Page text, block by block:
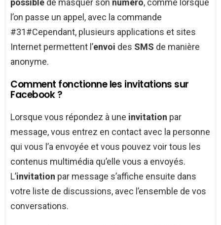
possible de masquer son numéro, comme lorsque
l’on passe un appel, avec la commande
#31#Cependant, plusieurs applications et sites
Internet permettent l’envoi des SMS de manière
anonyme.
Comment fonctionne les invitations sur
Facebook ?
Lorsque vous répondez à une invitation par
message, vous entrez en contact avec la personne
qui vous l’a envoyée et vous pouvez voir tous les
contenus multimédia qu’elle vous a envoyés.
L’invitation par message s’affiche ensuite dans
votre liste de discussions, avec l’ensemble de vos
conversations.